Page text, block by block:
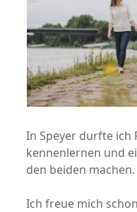
In Speyer durfte ich
kennenlernen und
den beiden machen.
Ich freue mich